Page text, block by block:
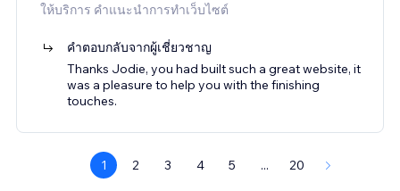
ให้บริการ คำแนะนำการทำเว็บไซต์
คำตอบกลับจากผู้เชี่ยวชาญ
Thanks Jodie, you had built such a great website, it
was a pleasure to help you with the finishing
touches.
1 2 3 4 5 ... 20